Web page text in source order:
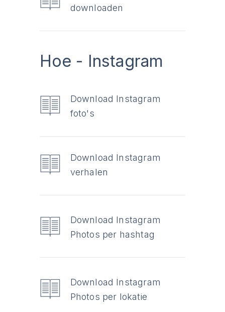
downloaden
Hoe - Instagram
Download Instagram
foto's
Download Instagram
verhalen
Download Instagram
Photos per hashtag
Download Instagram
Photos per lokatie